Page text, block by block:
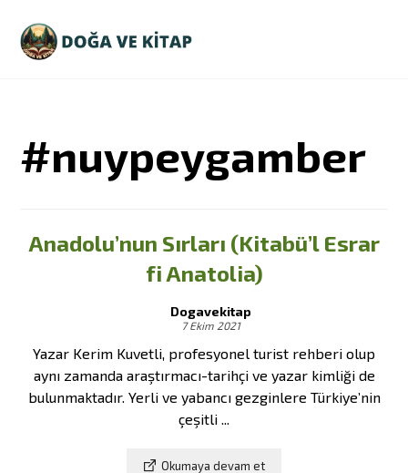
#nuypeygamber
Anadolu’nun Sırları (Kitabü’l Esrar
fi Anatolia)
Dogavekitap
7 Ekim 2021
Yazar Kerim Kuvetli, profesyonel turist rehberi olup
aynı zamanda araştırmacı-tarihçi ve yazar kimliği de
bulunmaktadır. Yerli ve yabancı gezginlere Türkiye’nin
çeşitli ...
Okumaya devam et